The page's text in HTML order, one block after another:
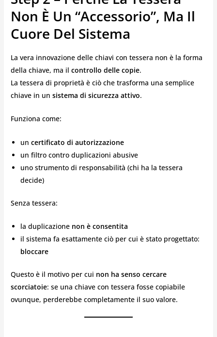
Non È Un “accessorio”, Ma Il
Cuore Del Sistema
La vera innovazione delle chiavi con tessera non è la forma
della chiave, ma il controllo delle copie.
La tessera di proprietà è ciò che trasforma una semplice
chiave in un sistema di sicurezza attivo.
Funziona come:
un certificato di autorizzazione
un filtro contro duplicazioni abusive
uno strumento di responsabilità (chi ha la tessera
decide)
Senza tessera:
la duplicazione non è consentita
il sistema fa esattamente ciò per cui è stato progettato:
bloccare
Questo è il motivo per cui non ha senso cercare
scorciatoie: se una chiave con tessera fosse copiabile
ovunque, perderebbe completamente il suo valore.